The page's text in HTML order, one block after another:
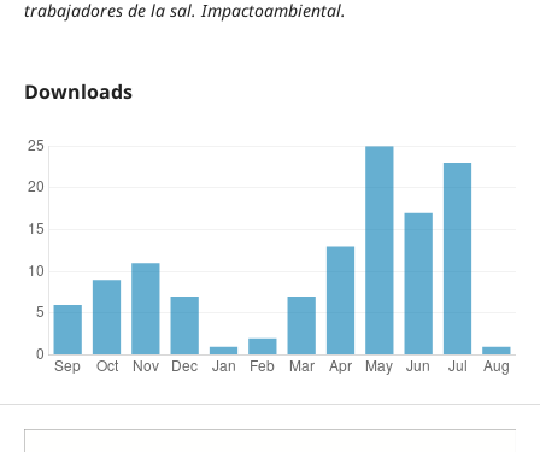
trabajadores de la sal.Impactoambiental.
Downloads